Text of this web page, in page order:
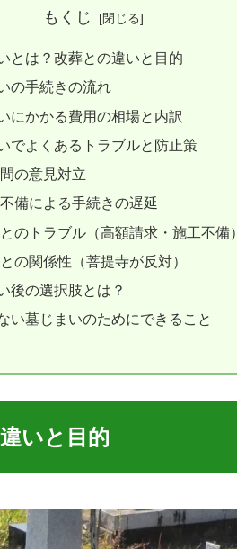
もくじ
とは？改葬との違いと目的
の手続きの流れ
にかかる費用の相場と内訳
でよくあるトラブルと防止策
の意見対立
備による手続きの遅延
のトラブル（高額請求・施工不備）
の関係性（菩提寺が反対）
後の選択肢とは？
い墓じまいのためにできること
いと目的